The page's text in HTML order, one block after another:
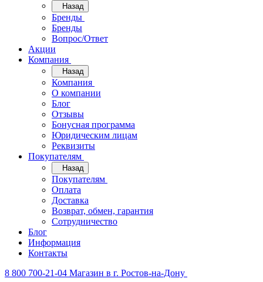
Назад
Бренды
Бренды
Вопрос/Ответ
Акции
Компания
Назад
Компания
О компании
Блог
Отзывы
Бонусная программа
Юридическим лицам
Реквизиты
Покупателям
Назад
Покупателям
Оплата
Доставка
Возврат, обмен, гарантия
Сотрудничество
Блог
Информация
Контакты
8 800 700-21-04 Магазин в г. Ростов-на-Дону